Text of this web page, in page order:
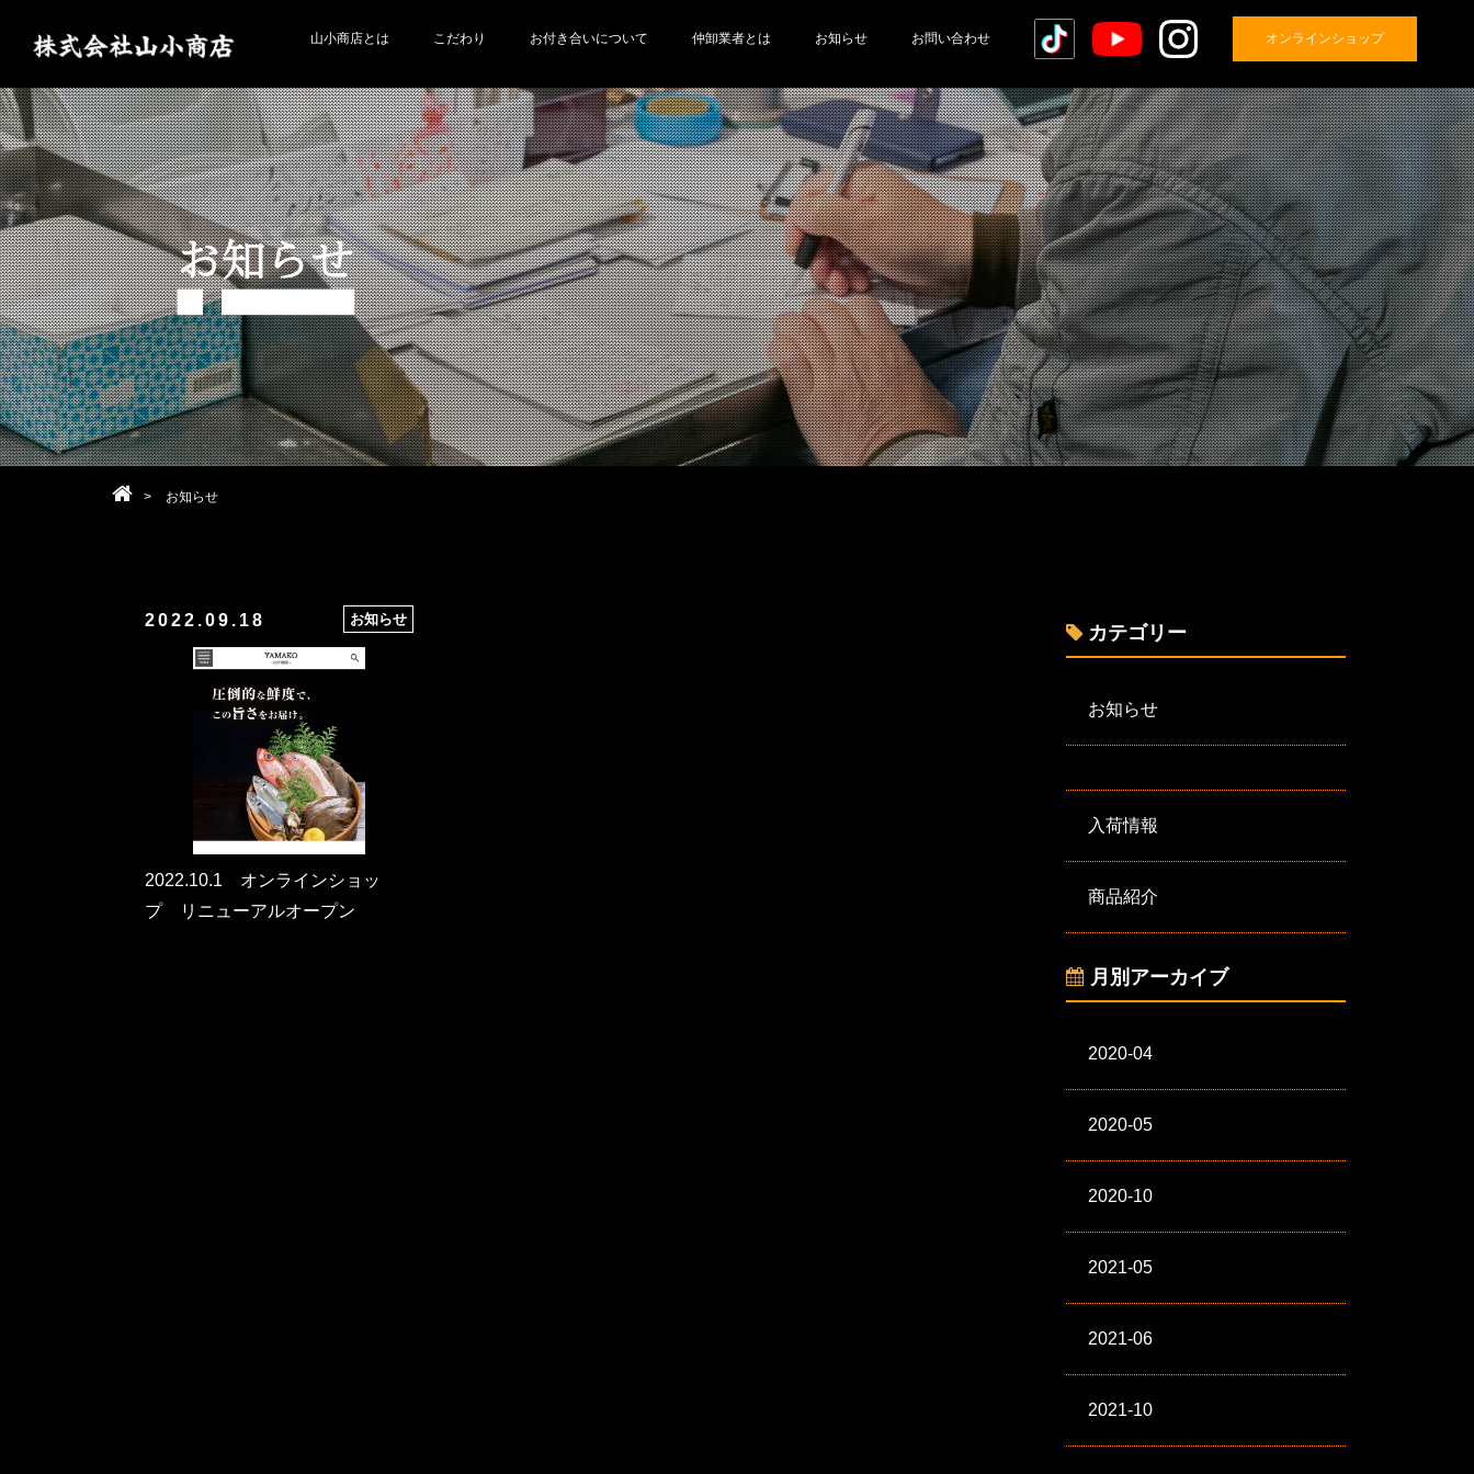
山小商店とは こだわり お付き合いについて 仲卸業者とは お知らせ お問い合わせ オンラインショップ
> お知らせ
2022.09.18 お知らせ
2022.10.1 オンラインショッ
プ リニューアルオープン
カテゴリー
お知らせ
入荷情報
商品紹介
月別アーカイブ
2020-04
2020-05
2020-10
2021-05
2021-06
2021-10